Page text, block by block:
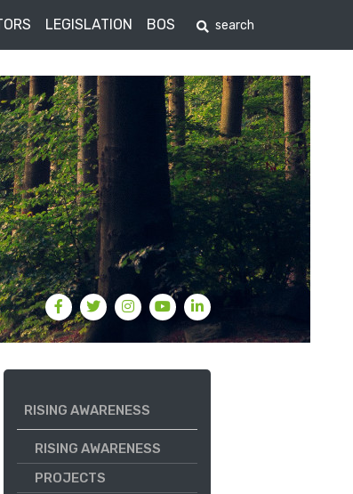
LEGISLATION BOS
RISING AWARENESS
RISING AWARENESS
PROJECTS